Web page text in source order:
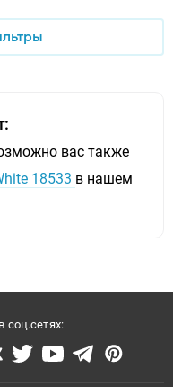
вас также
18533 в нашем
соц.сетях: